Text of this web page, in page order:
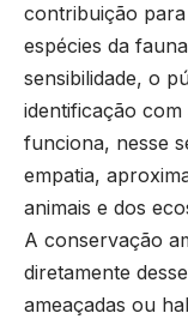
contribuição
espécies da
sensibilidade, o
identificação com
funciona, nesse
empatia,
animais e dos
A conservação
diretamente
ameaçadas ou